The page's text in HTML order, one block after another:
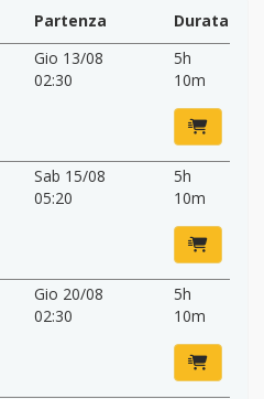
Partenza
Durata
Gio 13/08
02:30
5h
10m
Sab 15/08
05:20
5h
10m
Gio 20/08
02:30
5h
10m